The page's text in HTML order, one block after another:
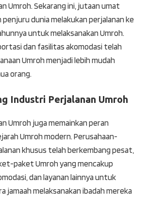
Umroh. Sekarang ini, jutaan umat
penjuru dunia melakukan perjalanan ke
untuk melaksanakan Umroh.
dan fasilitas akomodasi telah
Umroh menjadi lebih mudah
orang.
Industri Perjalanan Umroh
Umroh juga memainkan peran
Umroh modern. Perusahaan-
khusus telah berkembang pesat,
paket Umroh yang mencakup
dan layanan lainnya untuk
jamaah melaksanakan ibadah mereka